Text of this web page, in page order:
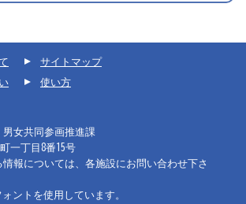
女共同参画推進課
一丁目8番15号
情報については、各施設にお問い合わせ下さ
ォントを使用しています。
サイトマップ
使い方